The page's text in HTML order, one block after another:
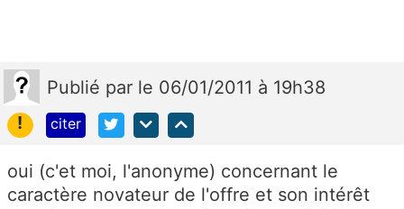
Publié par le 06/01/2011 à 19h38
!
citer
oui (c'et moi, l'anonyme) concernant le
caractère novateur de l'offre et son intérêt